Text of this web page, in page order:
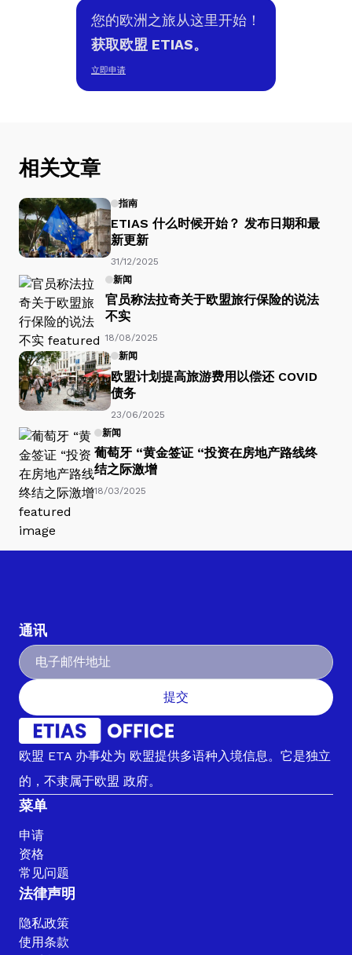
您的欧洲之旅从这里开始！
获取欧盟 ETIAS。
立即申请
相关文章
指南
ETIAS 什么时候开始？ 发布日期和最
新更新
31/12/2025
新闻
官员称法拉奇关于欧盟旅行保险的说法
不实
18/08/2025
新闻
欧盟计划提高旅游费用以偿还 COVID
债务
23/06/2025
新闻
葡萄牙 “黄金签证 “投资在房地产路线终
结之际激增
18/03/2025
通讯
提交
欧盟 ETA 办事处为 欧盟提供多语种入境信息。它是独立
的，不隶属于欧盟 政府。
菜单
申请
资格
常见问题
法律声明
隐私政策
使用条款